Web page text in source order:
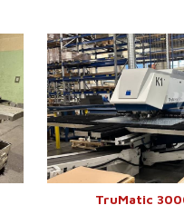
Baujahr:
Arbeitsflaeche
Presskraft
Werkzeugmagazin
Positionenanzahl im
Werkzeugwechsler
Laserleistung
Max. Blechdicke
Kontrollsystem
TruMatic